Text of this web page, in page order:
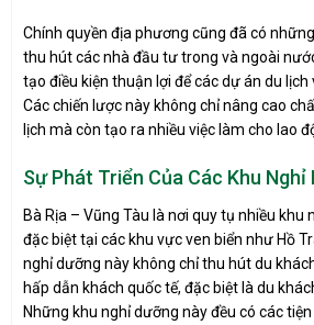
Chính quyền địa phương cũng đã có
thu hút các nhà đầu tư trong và ngoài
tạo điều kiện thuận lợi để các dự án du lịch
Các chiến lược này không chỉ nâng cao
lịch mà còn tạo ra nhiều việc làm cho lao
Sự Phát Triển Của Các Khu Nghỉ
Bà Rịa – Vũng Tàu là nơi quy tụ nhiều khu
đặc biệt tại các khu vực ven biển như Hồ
nghỉ dưỡng này không chỉ thu hút du
hấp dẫn khách quốc tế, đặc biệt là du
Những khu nghỉ dưỡng này đều có các